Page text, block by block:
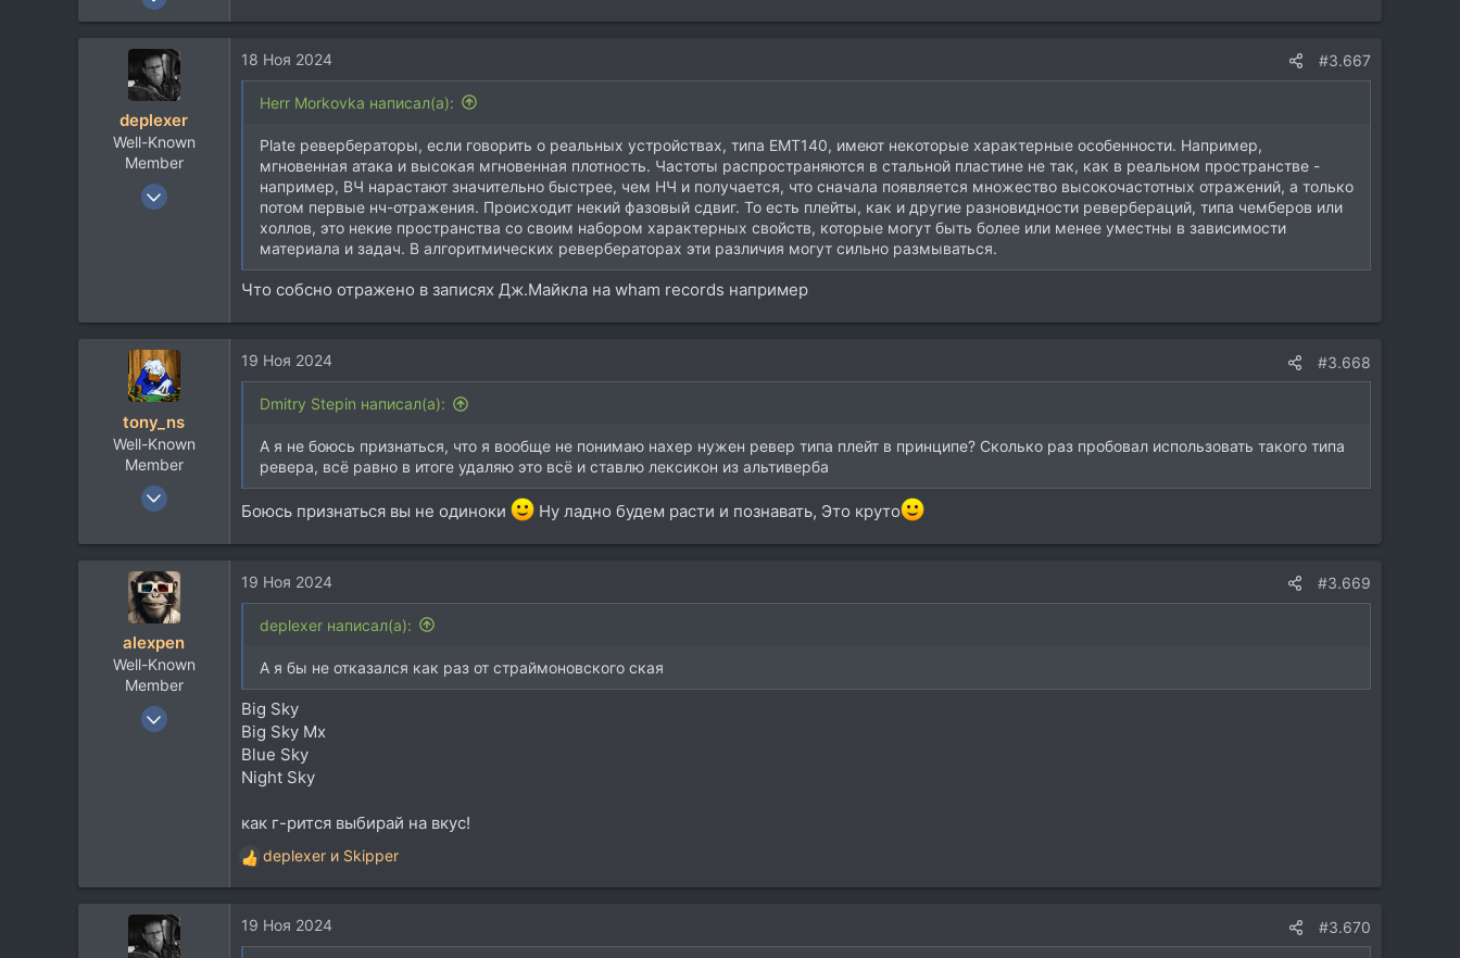
37.767
Belgorod
deplexer
Well-Known
Member
9 Янв 2012
18 Ноя 2024 #3.667
Herr Morkovka написал(а):
Plate ревербераторы, если говорить о реальных устройствах, типа EMT140, имеют некоторые характерные особенности. Например,
мгновенная атака и высокая мгновенная плотность. Частоты распространяются в стальной пластине не так, как в реальном пространстве -
например, ВЧ нарастают значительно быстрее, чем НЧ и получается, что сначала появляется множество высокочастотных отражений, а только
потом первые нч-отражения. Происходит некий фазовый сдвиг. То есть плейты, как и другие разновидности ревербераций, типа чемберов или
холлов, это некие пространства со своим набором характерных свойств, которые могут быть более или менее уместны в зависимости
материала и задач. В алгоритмических ревербераторах эти различия могут сильно размываться.
Что собсно отражено в записях Дж.Майкла на wham records например
tony_ns
Well-Known
Member
10 Мар 2004
1.290
19 Ноя 2024 #3.668
Dmitry Stepin написал(а):
А я не боюсь признаться, что я вообще не понимаю нахер нужен ревер типа плейт в принципе? Сколько раз пробовал использовать такого типа
ревера, всё равно в итоге удаляю это всё и ставлю лексикон из альтиверба
Боюсь признаться вы не одиноки Ну ладно будем расти и познавать, Это круто
alexpen
Well-Known
Member
25 Янв 2014
19 Ноя 2024 #3.669
deplexer написал(а):
А я бы не отказался как раз от страймоновского ская
Big Sky
Big Sky Mx
Blue Sky
Night Sky
как г-рится выбирай на вкус!
Р
е
к
ц
deplexer и Skipper
19 Ноя 2024 #3.670